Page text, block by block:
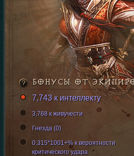
БОНУСЫ ОТ
7,743 к интеллекту
3,768 к живучести
Гнезда (0)
0.315*1001+% к вероятности
критического удара